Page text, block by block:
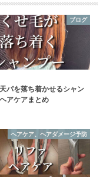
ブログ
パを落ち着かせるシャン
アケアまとめ
ヘアケア、ヘアダメージ予防